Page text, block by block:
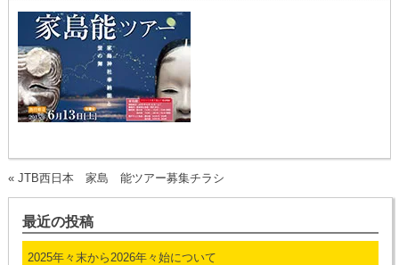
« JTB西日本 家島 能ツアー募集チラシ
最近の投稿
2025年々末から2026年々始について